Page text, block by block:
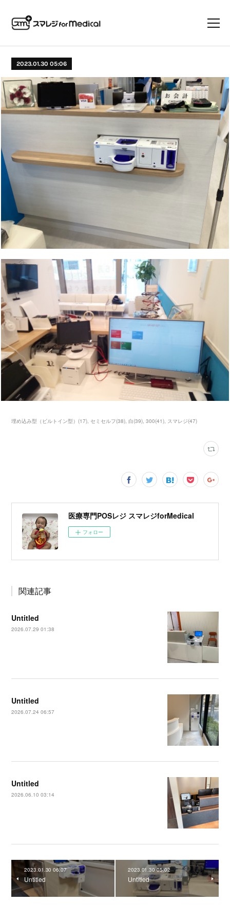
2023.01.30 05:06
埋め込み型（ビルトイン型）(17) セミセルフ(38) 白(39) 300(41) スマレジ(47)
医療専門POSレジ スマレジforMedical
フォロー
関連記事
Untitled
2026.07.29 01:38
Untitled
2026.07.24 06:57
Untitled
2026.06.10 03:14
2023.01.30 06:07
Untitled
2023.01.30 05:02
Untitled